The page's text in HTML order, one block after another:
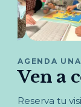
AGENDA
Ven a
Reserva tu